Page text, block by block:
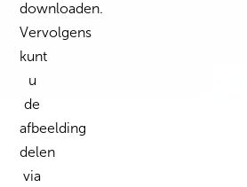
downloaden.
Vervolgens
kunt
u
de
afbeelding
delen
via